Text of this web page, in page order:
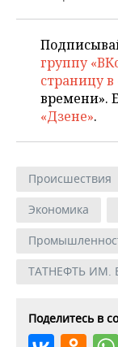
БИЗНЕС-
ONLINE-
ОТКРЫТАЯ
ФУТБОЛ
ХОККЕЙ
БАСКЕТБОЛ
КИБЕРСПОРТ
ФИГУРНОЕ
ВОДНЫЕ
НОВОСТИ
ВЛАСТЬ
КУЛЬТУРА
МЕДИЦИНА
ОБРАЗОВАНИЕ
ФОТОГАЛЕРЕЯ
СЮЖЕТЫ
СПРАВОЧНИК
СПИСОК
группу
страницу
времени».
«Дзене».
Происшествия
Экономика
ТАТНЕФТЬ
Поделитесь в